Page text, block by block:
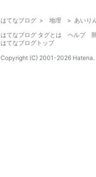
はてなブログ > 地理 > あいり
はてなブログ タグとは
ヘルプ
はてなブログトップ
Copyright (C) 2001-2026 Hatena.